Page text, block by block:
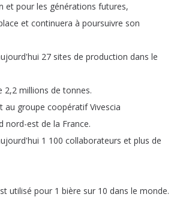
et pour les générations futures,
et continuera à poursuivre son
27 sites de production dans le
2,2 millions de tonnes.
au groupe coopératif Vivescia
nord-est de la France.
1 100 collaborateurs et plus de
utilisé pour 1 bière sur 10 dans le monde.